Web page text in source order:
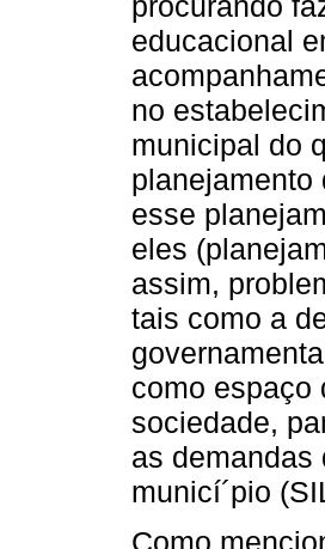
educacional
no
municipal do
planejamento
esse
eles
assim,
tais como a
como espaço
sociedade,
as demandas
municí´pio
Como